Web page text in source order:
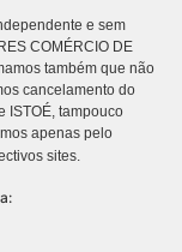
e sem
COMÉRCIO DE
também que não
cancelamento do
ISTOÉ, tampouco
apenas pelo
sites.